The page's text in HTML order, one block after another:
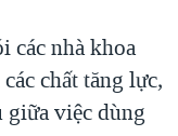
các nhà khoa
chất tăng lực,
giữa việc dùng